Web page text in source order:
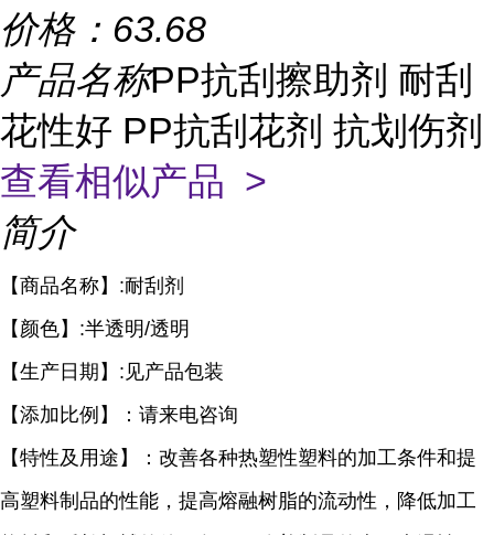
价格： 63.68
产品名称PP抗刮擦助剂 耐刮
花性好 PP抗刮花剂 抗划伤剂
查看相似产品 >
简介
【商品名称】:耐刮剂
【颜色】:半透明/透明
【生产日期】:见产品包装
【添加比例】：请来电咨询
【特性及用途】： 改善各种热塑性塑料的加工条件和提
高塑料制品的性能，提高熔融树脂的流动性，降低加工